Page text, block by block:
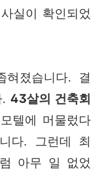
실이 확인되었
졌습니다. 결
43살의 건축회
에 머물렀다
다. 그런데 최
아무 일 없었